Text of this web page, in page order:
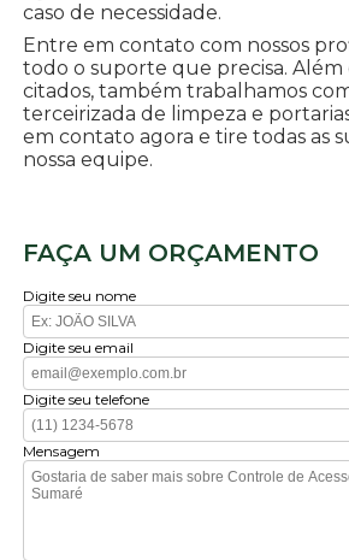
caso de necessidade.
Entre em contato com nossos
todo o suporte que precisa. Além
citados, também trabalhamos
terceirizada de limpeza e
em contato agora e tire todas as
nossa equipe.
FAÇA UM ORÇAMENTO
Digite seu nome
Digite seu email
Digite seu telefone
Mensagem